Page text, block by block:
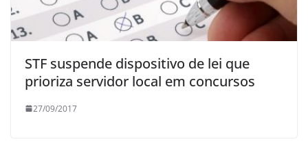
STF suspende dispositivo de lei que
prioriza servidor local em concursos
27/09/2017